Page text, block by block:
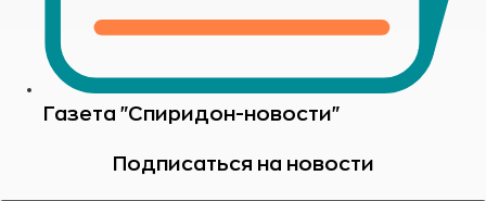
Газета "Спиридон-новости"
Подписаться на новости